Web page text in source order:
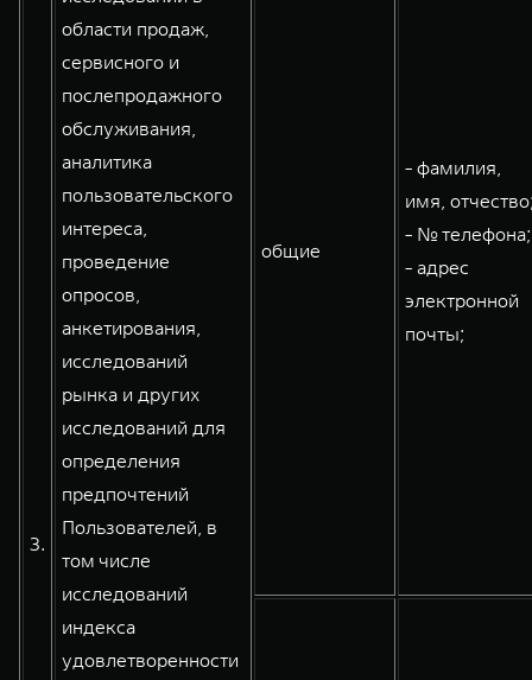
3.
области продаж,
сервисного и
послепродажного
обслуживания,
аналитика
пользовательского
интереса,
проведение
опросов,
анкетирования,
исследований
рынка и других
исследований для
определения
предпочтений
Пользователей, в
том числе
исследований
индекса
удовлетворенности
общие
- фамилия,
имя,
- № телефона;
- адрес
электронной
почты;